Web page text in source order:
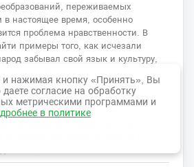
переживаемых
настоящее время, особенно
проблема нравственности. В
примеры того, как исчезали
забывал свой язык и культуру,
многовековую неволю, народ
качестве и занимал достойное
с человеком, его
наиболее сложными для
современная наука далеко не на
и нажимая кнопку «Принять», Вы
согласие на обработку
метрическими программами и
в политике